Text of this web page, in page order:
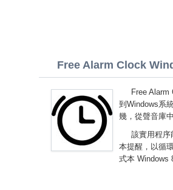
Free Alarm Clock
Free
到Windows系
幾，從聲音庫
該實用程序
本提醒，以循
式本 Windows